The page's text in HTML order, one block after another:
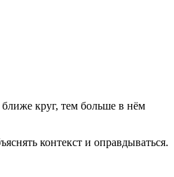
круг, тем больше в нём
контекст и оправдываться.